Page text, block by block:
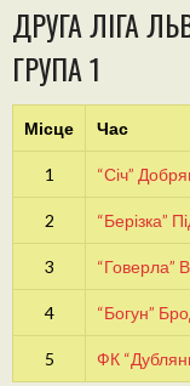
ДРУГА ЛІГА
ГРУПА 1
Місце Час
1 “Січ”
2 “Берізка”
3 “Говерла”
4 “Богун”
5 ФК